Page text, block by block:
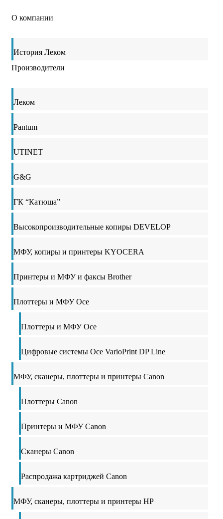
О компании
История Леком
Производители
Леком
Pantum
UTINET
G&G
ГК “Катюша”
Высокопроизводительные копиры DEVELOP
МФУ, копиры и принтеры KYOCERA
Принтеры и МФУ и факсы Brother
Плоттеры и МФУ Oce
Плоттеры и МФУ Oce
Цифровые системы Oce VarioPrint DP Line
МФУ, сканеры, плоттеры и принтеры Canon
Плоттеры Canon
Принтеры и МФУ Canon
Сканеры Canon
Распродажа картриджей Canon
МФУ, сканеры, плоттеры и принтеры HP